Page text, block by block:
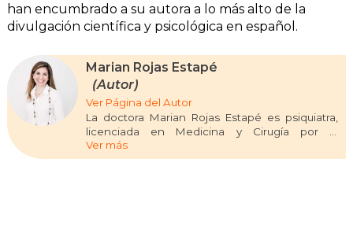
han encumbrado a su autora a lo más alto de la
divulgación científica y psicológica en español.
Marian Rojas Estapé
(Autor)
Ver Página del Autor
La doctora Marian Rojas Estapé es psiquiatra,
licenciada en Medicina y Cirugía por la
Universidad de Navarra. Trabaja en el Instituto
Español de Investigaciones Psiquiátricas, en
Ver más